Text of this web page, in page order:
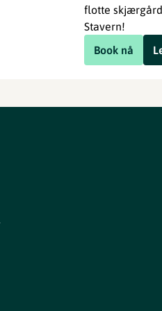
flotte
Stavern!
Book nå